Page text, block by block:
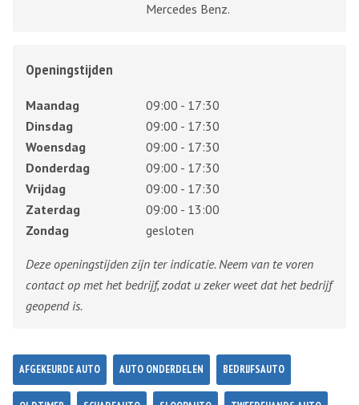
Mercedes Benz.
Openingstijden
Maandag
09:00 - 17:30
Dinsdag
09:00 - 17:30
Woensdag
09:00 - 17:30
Donderdag
09:00 - 17:30
Vrijdag
09:00 - 17:30
Zaterdag
09:00 - 13:00
Zondag
gesloten
Deze openingstijden zijn ter indicatie. Neem van te voren
contact op met het bedrijf, zodat u zeker weet dat het bedrijf
geopend is.
AFGEKEURDE AUTO AUTO ONDERDELEN BEDRIJFSAUTO